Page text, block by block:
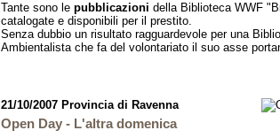
Tante sono le pubblicazioni della Biblioteca WWF
catalogate e disponibili per il prestito.
Senza dubbio un risultato ragguardevole per una
Ambientalista che fa del volontariato il suo asse
21/10/2007 Provincia di Ravenna
Open Day - L'altra domenica